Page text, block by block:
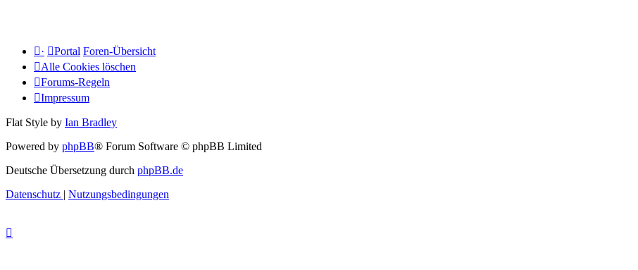
· Portal Foren-Übersicht
Alle Cookies löschen
Forums-Regeln
Impressum
Flat Style by Ian Bradley
Powered by phpBB® Forum Software © phpBB Limited
Deutsche Übersetzung durch phpBB.de
Datenschutz | Nutzungsbedingungen